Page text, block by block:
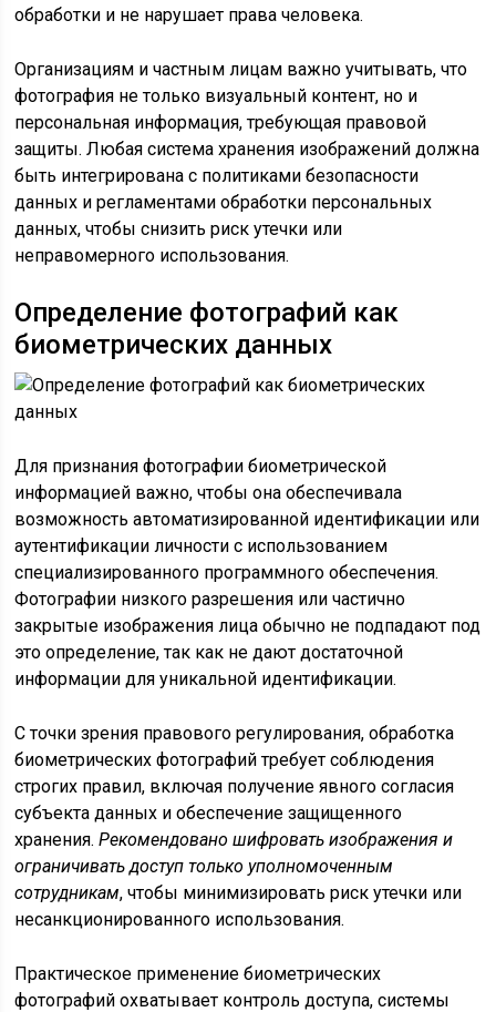
обработки и не нарушает права человека.
Организациям и частным лицам важно учитывать, что
фотография не только визуальный контент, но и
персональная информация, требующая правовой
защиты. Любая система хранения изображений должна
быть интегрирована с политиками безопасности
данных и регламентами обработки персональных
данных, чтобы снизить риск утечки или
неправомерного использования.
Определение фотографий как
биометрических данных
Для признания фотографии биометрической
информацией важно, чтобы она обеспечивала
возможность автоматизированной идентификации или
аутентификации личности с использованием
специализированного программного обеспечения.
Фотографии низкого разрешения или частично
закрытые изображения лица обычно не подпадают под
это определение, так как не дают достаточной
информации для уникальной идентификации.
С точки зрения правового регулирования, обработка
биометрических фотографий требует соблюдения
строгих правил, включая получение явного согласия
субъекта данных и обеспечение защищенного
хранения.Рекомендовано шифровать изображения и
ограничивать доступ только уполномоченным
сотрудникам, чтобы минимизировать риск утечки или
несанкционированного использования.
Практическое применение биометрических
фотографий охватывает контроль доступа, системы